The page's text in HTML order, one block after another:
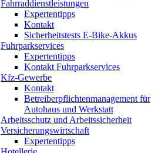
Fahrraddienstleistungen
Expertentipps
Kontakt
Sicherheitstests E-Bike-Akkus
Fuhrparkservices
Expertentipps
Kontakt Fuhrparkservices
Kfz-Gewerbe
Kontakt
Betreiberpflichtenmanagement für
Autohaus und Werkstatt
Arbeitsschutz und Arbeitssicherheit
Versicherungswirtschaft
Expertentipps